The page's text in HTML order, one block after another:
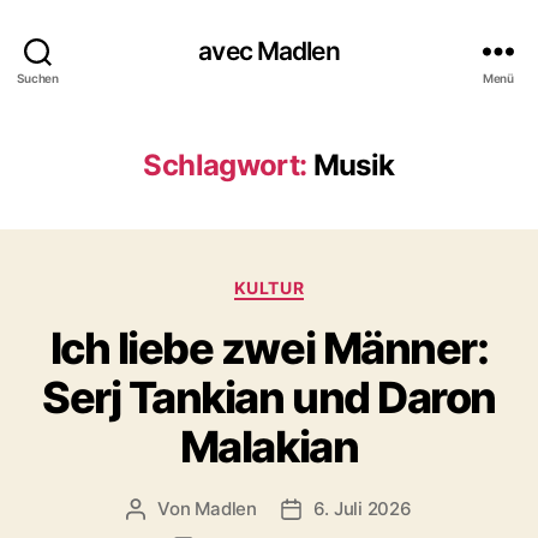
Suchen
avec Madlen
Menü
Schlagwort: Musik
K
t
e
g
o
r
i
KULTUR
Ich liebe zwei Männer:
Serj Tankian und Daron
Malakian
B Von Madlen
V 6. Juli 2026